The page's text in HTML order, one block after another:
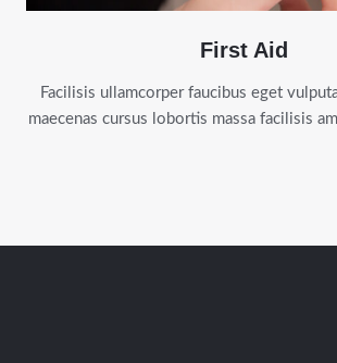
First Aid
Facilisis ullamcorper faucibus eget
maecenas cursus lobortis massa facilisis